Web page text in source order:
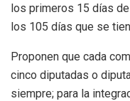
los primeros 15 días
los 105 días que se
Proponen que cada
cinco diputadas o
siempre; para la